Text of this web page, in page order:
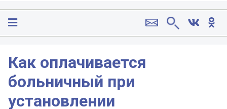
Как оплачивается
больничный при
установлении